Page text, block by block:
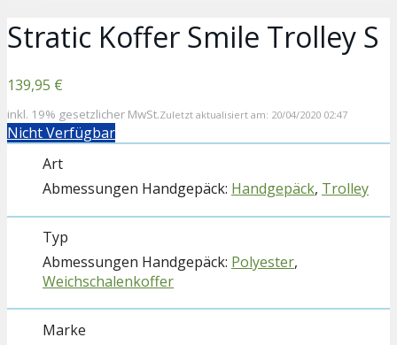
Stratic Koffer Smile Trolley S
139,95 €
inkl. 19% gesetzlicher MwSt.Zuletzt aktualisiert am: 20/04/2020 02:47
Nicht Verfügbar
Art
Handgepäck, Trolley
Typ
Polyester,
Weichschalenkoffer
Marke